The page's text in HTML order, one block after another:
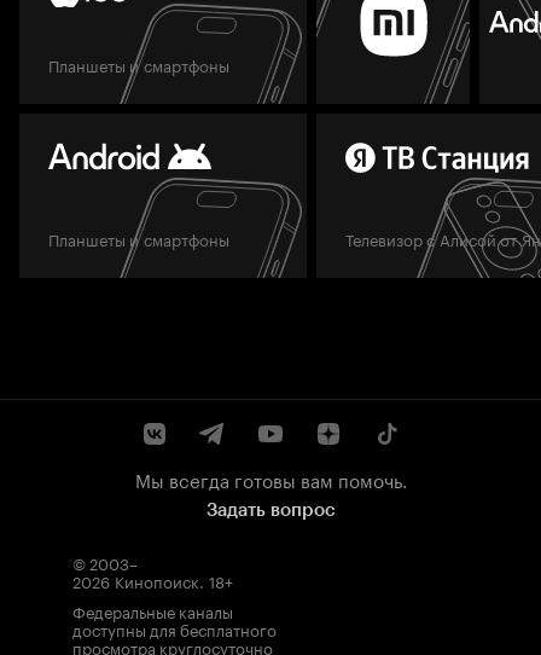
Планшеты и смартфоны
Планшеты и смартфоны Телевизор с Алисой от
Мы всегда готовы вам помочь.
Задать вопрос
© 2003–
2026 Кинопоиск. 18+
Федеральные каналы
доступны для бесплатного
просмотра круглосуточно